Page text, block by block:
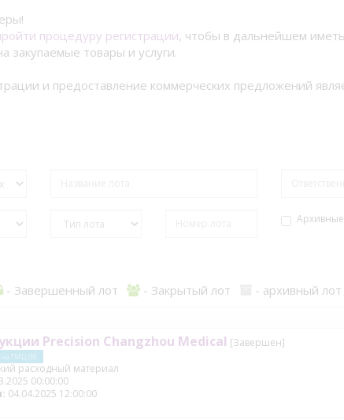
процедуру регистрации, чтобы в дальнейшем
товары и услуги.
и предоставление коммерческих предложений
- Завершенный лот - Закрытый лот - архивный лот
Precision Changzhou Medical [Завершен]
на ТМЦ (В)
расходный материал
00:00:00
04.04.2025 12:00:00